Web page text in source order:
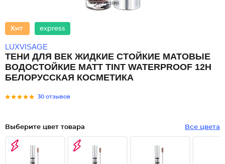
express
LUXVISAGE
ТЕНИ ДЛЯ ВЕК ЖИДКИЕ СТОЙКИЕ МАТОВЫЕ
ВОДОСТОЙКИЕ MATT TINT WATERPROOF 12H
БЕЛОРУССКАЯ КОСМЕТИКА
30 отзывов
Выберите цвет товара Все цвета